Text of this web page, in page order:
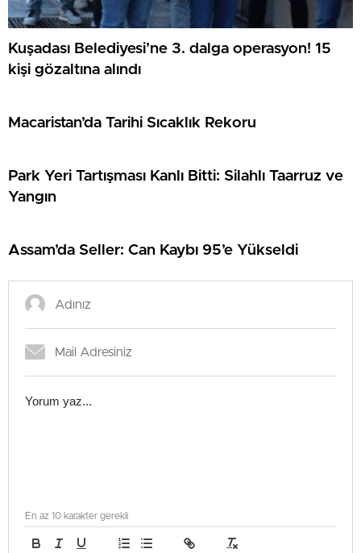
Kuşadası Belediyesi’ne 3. dalga operasyon! 15
kişi gözaltına alındı
Macaristan’da Tarihi Sıcaklık Rekoru
Park Yeri Tartışması Kanlı Bitti: Silahlı Taarruz ve
Yangın
Assam’da Seller: Can Kaybı 95’e Yükseldi
En az 10 karakter gerekli